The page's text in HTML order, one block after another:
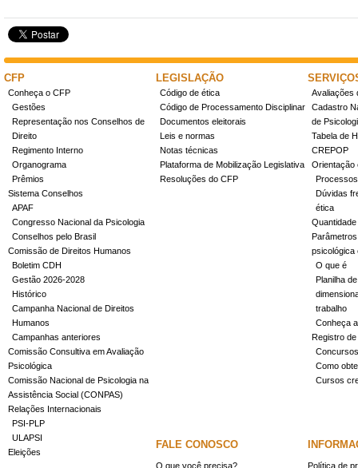
CFP
Conheça o CFP
Gestões
Representação nos Conselhos de
Direito
Regimento Interno
Organograma
Prêmios
Sistema Conselhos
APAF
Congresso Nacional da Psicologia
Conselhos pelo Brasil
Comissão de Direitos Humanos
Boletim CDH
Gestão 2026-2028
Histórico
Campanha Nacional de Direitos
Humanos
Campanhas anteriores
Comissão Consultiva em Avaliação
Psicológica
Comissão Nacional de Psicologia na
Assistência Social (CONPAS)
Relações Internacionais
PSI-PLP
ULAPSI
Eleições
LEGISLAÇÃO
Código de ética
Código de Processamento Disciplinar
Documentos eleitorais
Leis e normas
Notas técnicas
Plataforma de Mobilização Legislativa
Resoluções do CFP
Avaliações
Cadastro
de
Tabela de
CREPOP
Orientação
Dúvidas
ética
psicológica
O que é
Planilha
trabalho
Conheça
Registro
Concursos
Como
Cursos
FALE CONOSCO
O que você precisa? Política de